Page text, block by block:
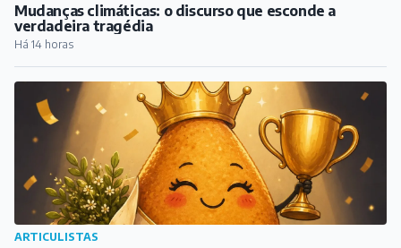
Mudanças climáticas: o discurso que esconde a
verdadeira tragédia
Há 14 horas
ARTICULISTAS